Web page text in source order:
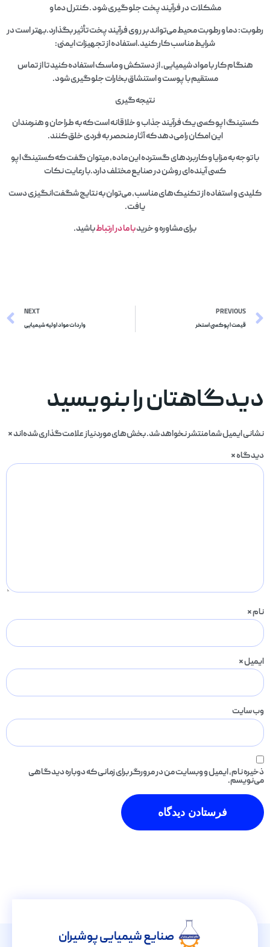
مشکلات در فرآیند پخت جلوگیری شود . کنترل دما و
رطوبت: دما و رطوبت محیط می‌تواند بر روی فرآیند پخت تأثیر بگذارد.بهتر است در
شرایط مناسب کار کنید.استفاده از تجهیزات ایمنی:
هنگام کار با مواد شیمیایی، از دستکش و ماسک استفاده کنید تا از تماس
مستقیم با پوست و استنشاق بخارات جلوگیری شود.
نتیجه‌گیری
کستینگ اپو کسی یک فرآیند جذاب و خلاقانه است که به طراحان و هنرمندان
این امکان را می‌دهد که آثار منحصر به فردی خلق کنند.
با توجه به مزایا و کاربردهای گسترده این ماده، میتوان گفت که کستینگ اپو
کسی آینده‌ای روشن در صنایع مختلف دارد.با رعایت نکات
کلیدی و استفاده از تکنیک‌های مناسب، می‌توان به نتایج شگفت‌انگیزی دست
یافت.
برای مشاوره و خریدبا ما در ارتباطباشید.
PREVIOUS
قیمت اپوکسی استخر
NEXT
واردات مواد اولیه شیمیایی
دیدگاهتان را بنویسید
نشانی ایمیل شما منتشر نخواهد شد.بخش‌های موردنیاز علامت‌گذاری شده‌اند*
دیدگاه*
نام*
ایمیل*
وب‌ سایت
ذخیره نام، ایمیل و وبسایت من در مرورگر برای زمانی که دوباره دیدگاهی
می‌نویسم.
صنایع شیمیایی پوشیران